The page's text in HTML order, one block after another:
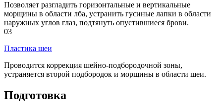
Позволяет разгладить горизонтальные и вертикальные
морщины в области лба, устранить гусиные лапки в области
наружных углов глаз, подтянуть опустившиеся брови.
03
Пластика шеи
Проводится коррекция шейно-подбородочной зоны,
устраняется второй подбородок и морщины в области шеи.
Подготовка